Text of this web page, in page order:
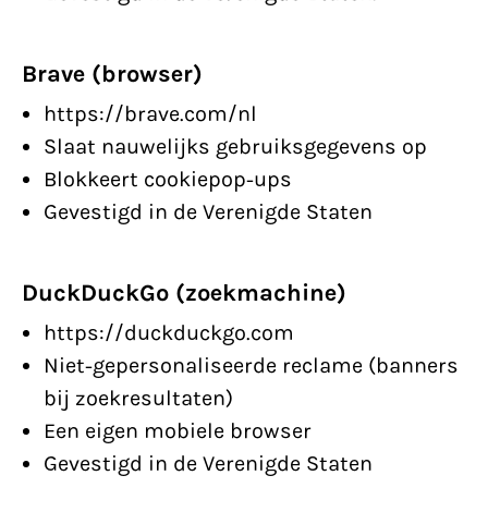
Brave (browser)
https://brave.com/nl
Slaat nauwelijks gebruiksgegevens op
Blokkeert cookiepop-ups
Gevestigd in de Verenigde Staten
DuckDuckGo (zoekmachine)
https://duckduckgo.com
Niet-gepersonaliseerde reclame (banners
bij zoekresultaten)
Een eigen mobiele browser
Gevestigd in de Verenigde Staten